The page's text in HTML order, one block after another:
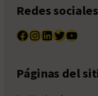
Redes sociales
Facebook InstagramLinkedIn Twitter YouTube
Páginas del